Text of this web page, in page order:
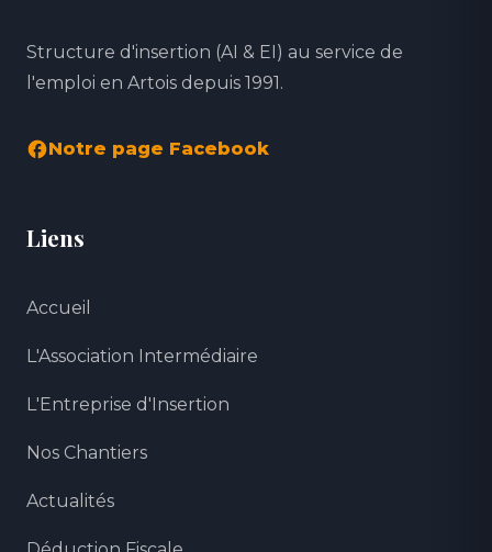
Structure d'insertion (AI & EI) au service de
l'emploi en Artois depuis 1991.
Notre page Facebook
Liens
Accueil
L'Association Intermédiaire
L'Entreprise d'Insertion
Nos Chantiers
Actualités